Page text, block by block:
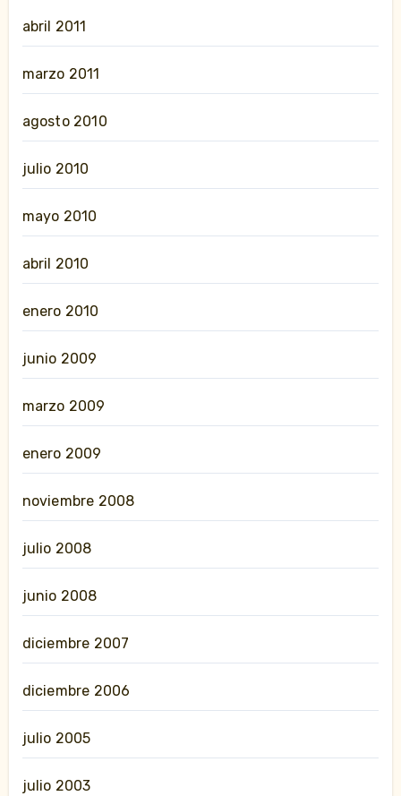
abril 2011
marzo 2011
agosto 2010
julio 2010
mayo 2010
abril 2010
enero 2010
junio 2009
marzo 2009
enero 2009
noviembre 2008
julio 2008
junio 2008
diciembre 2007
diciembre 2006
julio 2005
julio 2003